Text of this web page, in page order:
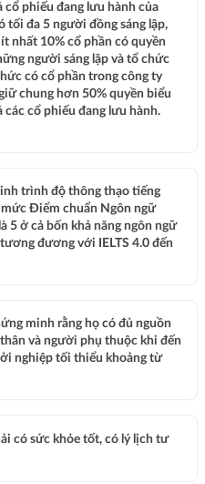
cổ phiếu đang lưu hành của
tối đa 5 người đồng sáng lập,
nhất 10% cổ phần có quyền
người sáng lập và tổ chức
có cổ phần trong công ty
chung hơn 50% quyền biểu
cổ phiếu đang lưu hành.
trình độ thông thạo tiếng
Điểm chuẩn Ngôn ngữ
5 ở cả bốn khả năng ngôn ngữ
đương với IELTS 4.0 đến
minh rằng họ có đủ nguồn
và người phụ thuộc khi đến
nghiệp tối thiểu khoảng từ
có sức khỏe tốt, có lý lịch tư